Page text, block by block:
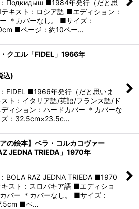
Подкидыш ■1984年発行（だと思
キスト：ロシア語 ■エディション：
＊カバーなし。 ■サイズ：
■ページ：約10ペー…
クエル「FIDEL」1966年
込)
FIDEL ■1966年発行（だと思いま
ト：イタリア語/英語/フランス語/ド
ィション：ハードカバー ＊カバーな
ズ：32.5cm×23.5c…
アの絵本】ベラ・コルカコヴァー
JEDNA TRIEDA」1970年
BOLA RAZ JEDNA TRIEDA ■1970
スト：スロバキア語 ■エディショ
バー ＊カバーなし。 ■サイズ：
■ペ…